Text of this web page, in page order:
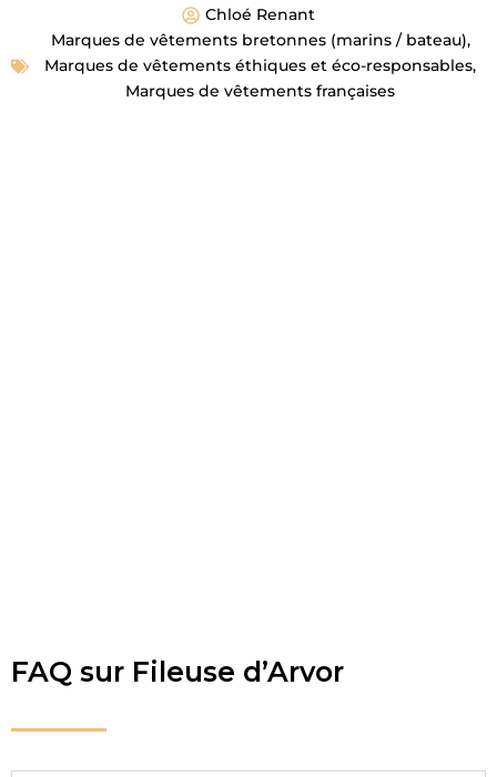
Chloé Renant
Marques de vêtements bretonnes (marins / bateau),
Marques de vêtements éthiques et éco-responsables,
Marques de vêtements françaises
FAQ sur Fileuse d’Arvor